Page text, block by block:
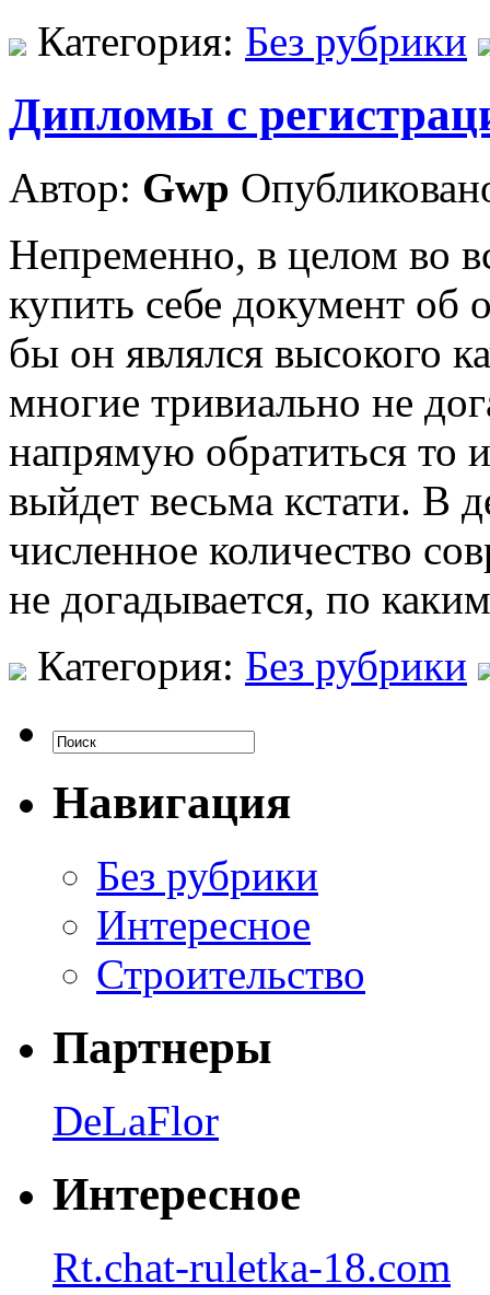
Категория: Без рубрики
Дипломы с
Автор: Gwp
Непременно, в целом во
купить себе документ об
бы он являлся высокого
многие тривиально не
напрямую обратиться то
выйдет весьма кстати. В
численное количество
не догадывается, по
Категория: Без рубрики
Навигация
Без рубрики
Интересное
Строительство
Партнеры
DeLaFlor
Интересное
Rt.chat-ruletka-18.com